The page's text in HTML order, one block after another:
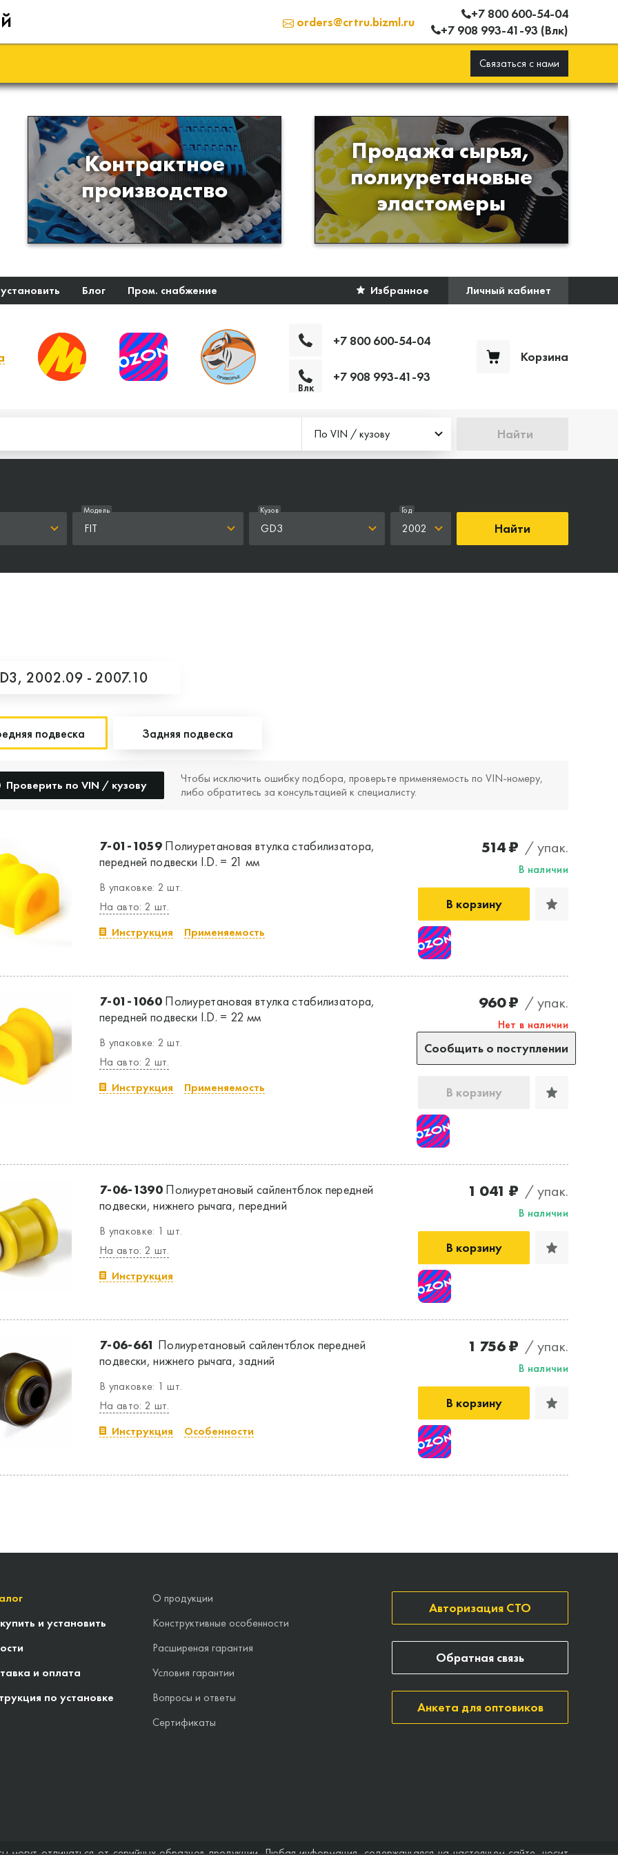
orders@crtru.bizml.ru
+7 800 600-54-04
+7 908 993-41-93 (Влк)
Связаться с нами
Контрактное
производство
Производство изделий из
пластиков и полимеров по
образцам либо чертежам
заказчика
Продажа сырья,
полиуретановые
эластомеры
Продажа сырья для
производства изделий из
полиуретана
Блог Пром. снабжение Избранное Личный кабинет
+7 800 600-54-04
Влк
+7 908 993-41-93
Корзина
По VIN / кузову Найти
FIT
Модель
GD3
Кузов
2002
Год
Найти
2002.09 - 2007.10
подвеска Задняя подвеска
Проверить по VIN / кузову
Чтобы исключить ошибку подбора, проверьте применяемость по VIN‑номеру,
либо обратитесь за консультацией к специалисту.
7-01-1059Полиуретановая втулка стабилизатора,
передней подвески I.D. = 21 мм
В упаковке: 2 шт.
На авто: 2 шт.
Инструкция
Применяемость
514 ₽ / упак.
В наличии
В корзину
7-01-1060Полиуретановая втулка стабилизатора,
передней подвески I.D. = 22 мм
В упаковке: 2 шт.
На авто: 2 шт.
Инструкция
Применяемость
960 ₽ / упак.
Нет в наличии
Сообщить о поступлении
В корзину
7-06-1390Полиуретановый сайлентблок передней
подвески, нижнего рычага, передний
В упаковке: 1 шт.
На авто: 2 шт.
Инструкция
1 041 ₽ / упак.
В наличии
В корзину
7-06-661 Полиуретановый сайлентблок передней
подвески, нижнего рычага, задний
В упаковке: 1 шт.
На авто: 2 шт.
Инструкция
Особенности
1 756 ₽ / упак.
В наличии
В корзину
и установить
и оплата
по установке
О продукции
Конструктивные особенности
Расширеная гарантия
Условия гарантии
Вопросы и ответы
Сертификаты
Авторизация СТО
Анкета для оптовиков
Обратная связь